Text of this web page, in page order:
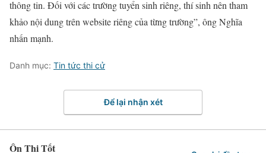
thông tin. Đối với các trường tuyển sinh riêng, thí sinh nên tham
khảo nội dung trên website riêng của từng trường”, ông Nghĩa
nhấn mạnh.
Danh mục: Tin tức thi cử
Để lại nhận xét
Ôn Thi Tốt